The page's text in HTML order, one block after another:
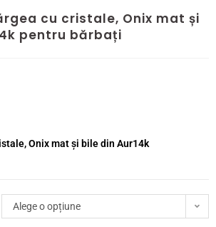
cu cristale, Onix mat și
pentru bărbați
Onix mat și bile din Aur14k
Alege o opțiune